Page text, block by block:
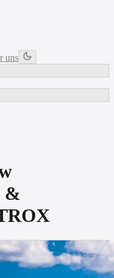
uns
&